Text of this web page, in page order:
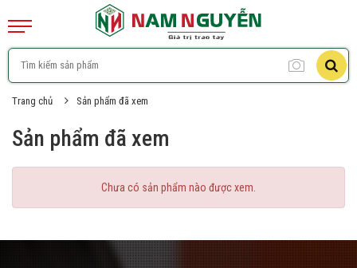
Trang chủ Sản phẩm đã xem
Sản phẩm đã xem
Chưa có sản phẩm nào được xem.